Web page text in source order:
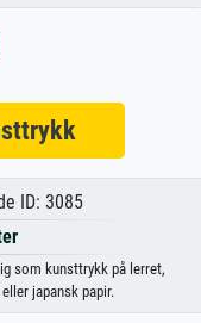
ID: 3085
som kunsttrykk på lerret,
japansk papir.